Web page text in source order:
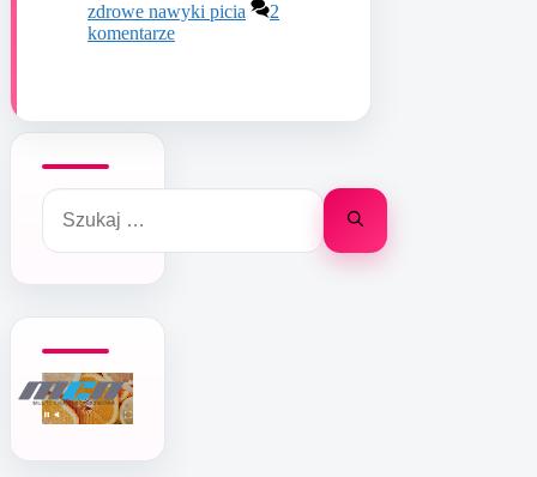
zdrowe nawyki picia
2
komentarze
Szukaj: